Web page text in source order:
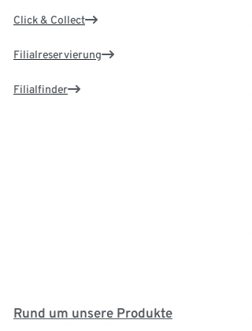
Click & Collect
Filialreservierung
Filialfinder
Rund um unsere Produkte